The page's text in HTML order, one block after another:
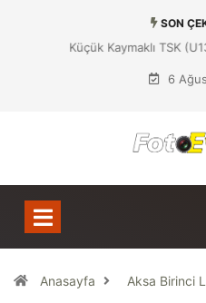
SON
Dumlupınar TSK-Küçük
6
Anasayfa Aksa Birinci